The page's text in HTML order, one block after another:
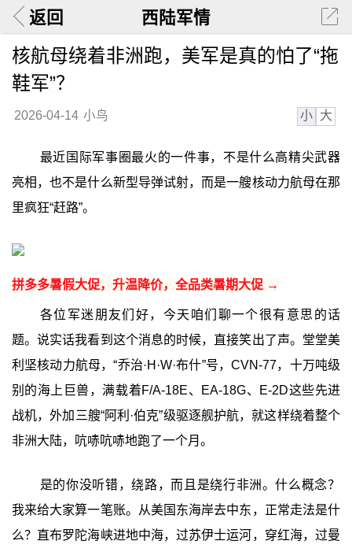
返回 西陆军情
核航母绕着非洲跑，美军是真的怕了“拖
鞋军”？
2026-04-14 小鸟 小 大
最近国际军事圈最火的一件事，不是什么高精尖武器
亮相，也不是什么新型导弹试射，而是一艘核动力航母在那
里疯狂“赶路”。
拼多多暑假大促，升温降价，全品类暑期大促 →
各位军迷朋友们好，今天咱们聊一个很有意思的话
题。说实话我看到这个消息的时候，直接笑出了声。堂堂美
利坚核动力航母，“乔治·H·W·布什”号，CVN-77，十万吨级
别的海上巨兽，满载着F/A-18E、EA-18G、E-2D这些先进
战机，外加三艘“阿利·伯克”级驱逐舰护航，就这样绕着整个
非洲大陆，吭哧吭哧地跑了一个月。
是的你没听错，绕路，而且是绕行非洲。什么概念？
我来给大家算一笔账。从美国东海岸去中东，正常走法是什
么？直布罗陀海峡进地中海，过苏伊士运河，穿红海，过曼